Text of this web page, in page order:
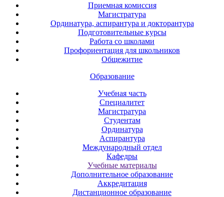
Приемная комиссия
Магистратура
Ординатура, аспирантура и докторантура
Подготовительные курсы
Работа со школами
Профориентация для школьников
Общежитие
Образование
Учебная часть
Специалитет
Магистратура
Студентам
Ординатура
Аспирантура
Международный отдел
Кафедры
Учебные материалы
Дополнительное образование
Аккредитация
Дистанционное образование